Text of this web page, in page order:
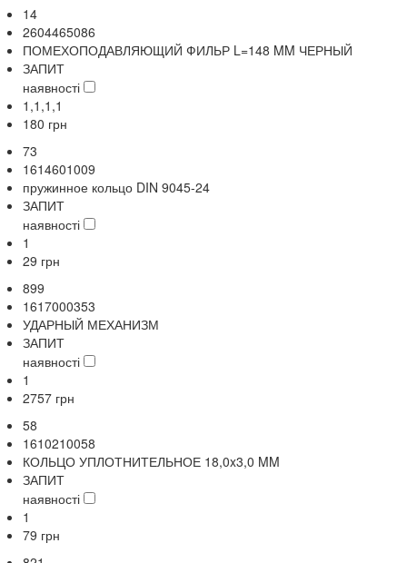
14
2604465086
ПОМЕХОПОДАВЛЯЮЩИЙ ФИЛЬР L=148 MM ЧЕРНЫЙ
ЗАПИТ
наявності
1,1,1,1
180 грн
73
1614601009
пружинное кольцо DIN 9045-24
ЗАПИТ
наявності
1
29 грн
899
1617000353
УДАРНЫЙ МЕХАНИЗМ
ЗАПИТ
наявності
1
2757 грн
58
1610210058
КОЛЬЦО УПЛОТНИТЕЛЬНОЕ 18,0x3,0 MM
ЗАПИТ
наявності
1
79 грн